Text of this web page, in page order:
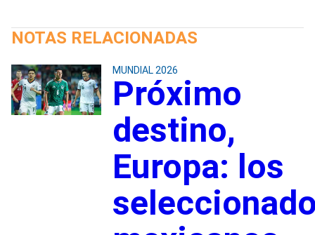
NOTAS RELACIONADAS
MUNDIAL 2026
Próximo
destino,
Europa: los